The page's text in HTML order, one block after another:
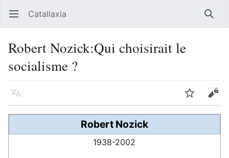
Ouvrir le menu principal Catallaxia
Robert Nozick:Qui choisirait le
socialisme ?
Langue Suivre
Robert Nozick
1938-2002